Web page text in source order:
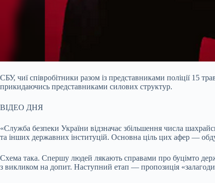
СБУ, чиї співробітники разом із представниками поліції 15
прикидаючись представниками силових структур.
ВІДЕО ДНЯ
«Служба безпеки України відзначає збільшення числа
та інших державних інституцій. Основна ціль цих афер —
Схема така. Спершу людей лякають справами про буцімто
з викликом на допит. Наступний етап — пропозиція